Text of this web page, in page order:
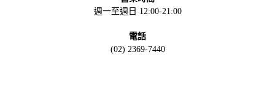
週一至週日 12:00-21:00
電話
(02) 2369-7440